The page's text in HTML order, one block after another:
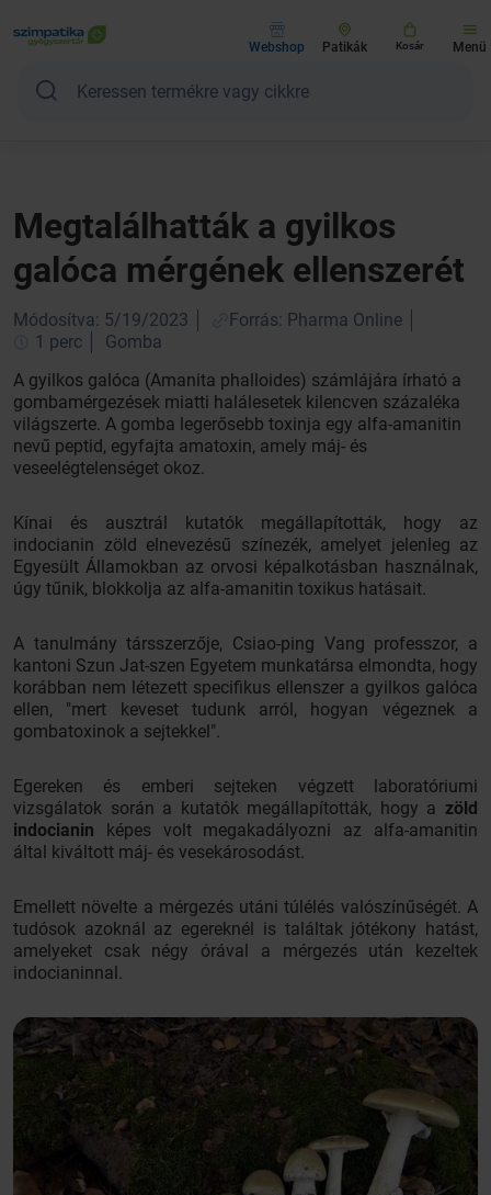
Webshop Patikák Kosár Menü
Megtalálhatták a gyilkos
galóca mérgének ellenszerét
Módosítva: 5/19/2023
Forrás: Pharma Online
1 perc
Gomba
A gyilkos galóca (Amanita phalloides) számlájára írható a
gombamérgezések miatti halálesetek kilencven százaléka
világszerte. A gomba legerősebb toxinja egy alfa-amanitin
nevű peptid, egyfajta amatoxin, amely máj- és
veseelégtelenséget okoz.
Kínai és ausztrál kutatók megállapították, hogy az
indocianin zöld elnevezésű színezék, amelyet jelenleg az
Egyesült Államokban az orvosi képalkotásban használnak,
úgy tűnik, blokkolja az alfa-amanitin toxikus hatásait.
A tanulmány társszerzője, Csiao-ping Vang professzor, a
kantoni Szun Jat-szen Egyetem munkatársa elmondta, hogy
korábban nem létezett specifikus ellenszer a gyilkos galóca
ellen, "mert keveset tudunk arról, hogyan végeznek a
gombatoxinok a sejtekkel".
Egereken és emberi sejteken végzett laboratóriumi
vizsgálatok során a kutatók megállapították, hogy a zöld
indocianin képes volt megakadályozni az alfa-amanitin
által kiváltott máj- és vesekárosodást.
Emellett növelte a mérgezés utáni túlélés valószínűségét. A
tudósok azoknál az egereknél is találtak jótékony hatást,
amelyeket csak négy órával a mérgezés után kezeltek
indocianinnal.